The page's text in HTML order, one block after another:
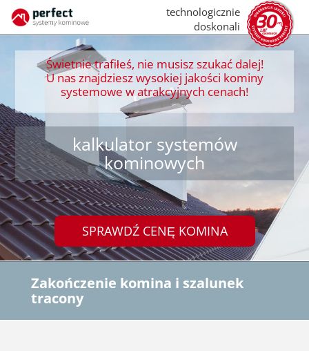
technologicznie
doskonali
Świetnie trafiłeś, nie musisz szukać dalej!
U nas znajdziesz wysokiej jakości kominy
systemowe w atrakcyjnych cenach!
kalkulator systemów
kominowych
SPRAWDŹ CENĘ KOMINA
Zakończenie komina i szalunek
tracony